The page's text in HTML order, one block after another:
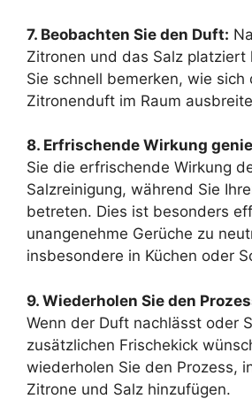
7. Beobachten Sie den Duft:
Zitronen und das Salz platziert
Sie schnell bemerken, wie
Zitronenduft im Raum
8. Erfrischende Wirkung
Sie die erfrischende Wirkung
Salzreinigung, während Sie
betreten. Dies ist besonders
unangenehme Gerüche zu
insbesondere in Küchen oder
9. Wiederholen Sie den
Wenn der Duft nachlässt oder
zusätzlichen Frischekick
wiederholen Sie den Prozess,
Zitrone und Salz hinzufügen.